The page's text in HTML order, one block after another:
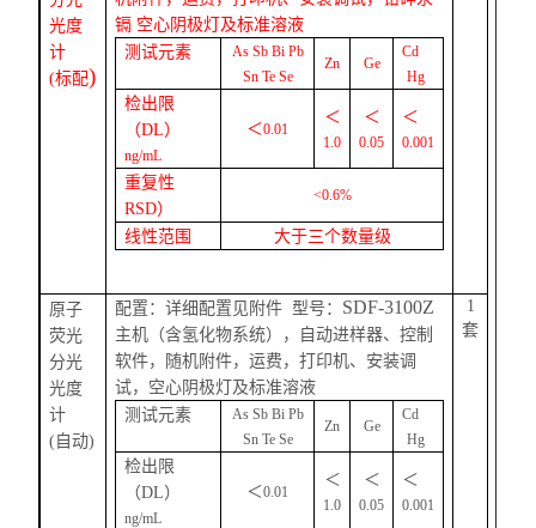
光度
计
(标配)
镉 空心阴极灯及标准溶液
测试元素
As Sb Bi Pb
Sn Te Se
Zn Ge
Cd
Hg
检出限
（DL）
ng/mL
＜0.01
＜
1.0
＜
0.05
＜
0.001
重复性
RSD）
<0.6%
线性范围 大于三个数量级
原子
荧光
分光
光度
计
(自动)
配置：详细配置见附件 型号： SDF-3100Z
主机 （含氢化物系统） ， 自动进样器、控制
软件，随机附件，运费，打印机、 安装调
试，空心阴极灯及标准溶液
测试元素
As Sb Bi Pb
Sn Te Se
Zn Ge
Cd
Hg
检出限
（DL）
ng/mL
＜0.01
＜
1.0
＜
0.05
＜
0.001
1
套